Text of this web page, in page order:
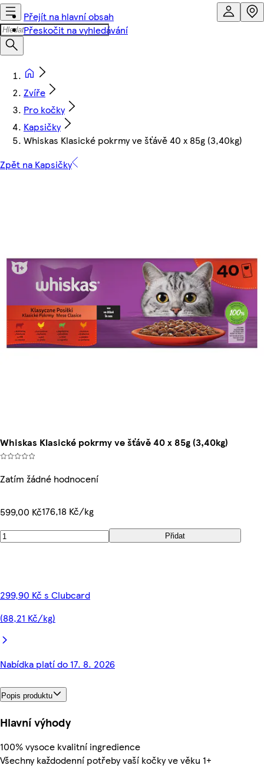
Přejít na hlavní obsah
Přeskočit na vyhledávání
Zvíře
Pro kočky
Kapsičky
Whiskas Klasické pokrmy ve šťávě 40 x 85g (3,40kg)
Zpět na Kapsičky
Whiskas Klasické pokrmy ve šťávě 40 x 85g (3,40kg)
Zatím žádné hodnocení
599,00 Kč176,18 Kč/kg
Přidat
299,90 Kč s Clubcard
(88,21 Kč/kg)
Nabídka platí do 17. 8. 2026
Popis produktu
Hlavní výhody
100% vysoce kvalitní ingredience
Všechny každodenní potřeby vaší kočky ve věku 1+